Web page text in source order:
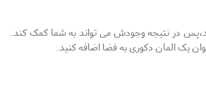
در نتیجه وجودش می تواند به شما کمک کند.
یک المان دکوری به فضا اضافه کنید.